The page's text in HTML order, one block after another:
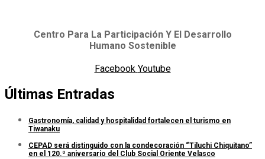
Centro Para La Participación Y El Desarrollo
Humano Sostenible
Facebook Youtube
Últimas Entradas
Gastronomía, calidad y hospitalidad fortalecen el turismo en
Tiwanaku
CEPAD será distinguido con la condecoración “Tiluchi Chiquitano”
en el 120.º aniversario del Club Social Oriente Velasco